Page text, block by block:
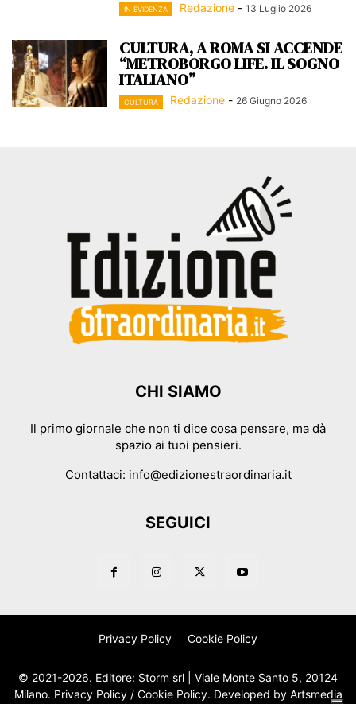
IN EVIDENZA Redazione - 13 Luglio 2026
CULTURA, A ROMA SI ACCENDE
“METROBORGO LIFE. IL SOGNO
ITALIANO”
CULTURA Redazione - 26 Giugno 2026
CHI SIAMO
Il primo giornale che non ti dice cosa pensare, ma dà
spazio ai tuoi pensieri.
Contattaci: info@edizionestraordinaria.it
SEGUICI
Privacy Policy Cookie Policy
© 2021-2026. Editore: Storm srl | Viale Monte Santo 5, 20124
Milano. Privacy Policy/ Cookie Policy. Developed by Artsmedia